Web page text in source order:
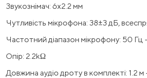
Звукознімач: 6х2.2 мм
Чутливість мікрофона: 38±3 дБ,
Частотний діапазон мікрофону: 50 Гц
Опір: 2.2kΩ
Довжина аудіо дроту в комплекті: 1.2